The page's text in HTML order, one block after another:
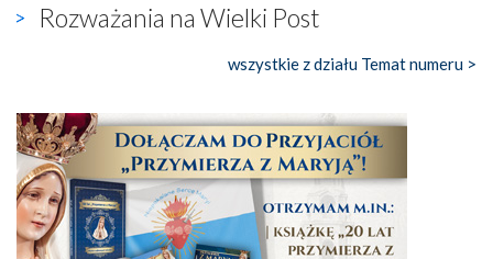
Rozważania na Wielki Post
wszystkie z działu Temat numeru >